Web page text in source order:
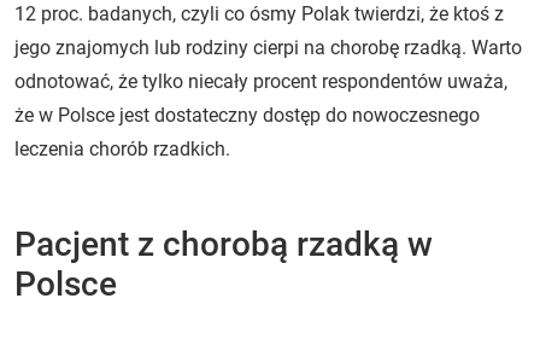
12 proc. badanych, czyli co ósmy Polak twierdzi, że ktoś z
jego znajomych lub rodziny cierpi na chorobę rzadką. Warto
odnotować, że tylko niecały procent respondentów uważa,
że w Polsce jest dostateczny dostęp do nowoczesnego
leczenia chorób rzadkich.
Pacjent z chorobą rzadką w
Polsce